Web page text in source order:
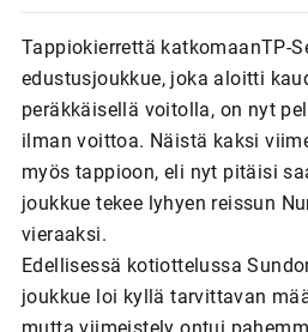
Tappiokierrettä katkomaanTP-
edustusjoukkue, joka aloitti
peräkkäisellä voitolla, on nyt
ilman voittoa. Näistä kaksi
myös tappioon, eli nyt pitäisi
joukkue tekee lyhyen reissun
vieraaksi.
Edellisessä kotiottelussa
joukkue loi kyllä tarvittavan